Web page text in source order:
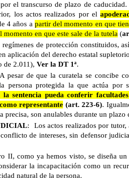
el transcurso de plazo de
los actos realizados por el
4 años a partir del momento en que
en que este sale de la tutela (
de protección constituidos,
aplicación del derecho estatal
de 2.011), Ver la DT 1ª.
pesar de que la curatela se concibe
persona protegida la que actúa por
sentencia pueda conferir
representante (art. 223-6).
precisa, son anulables durante un plazo
: Los actos realizados por
de intereses, sin defensor
como ya hemos visto, se diseña un
la incapacitación como un
natural de la persona.